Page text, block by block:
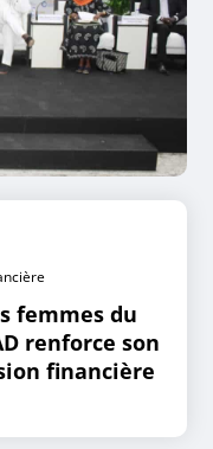
femmes du
renforce son
financière